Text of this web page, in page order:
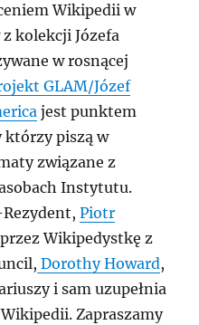
Wikipedii w
kolekcji Józefa
w rosnącej
GLAM/Józef
jest punktem
piszą w
związane z
Instytutu.
Rezydent,Piotr
Wikipedystkę z
Dorothy Howard,
i sam uzupełnia
Zapraszamy